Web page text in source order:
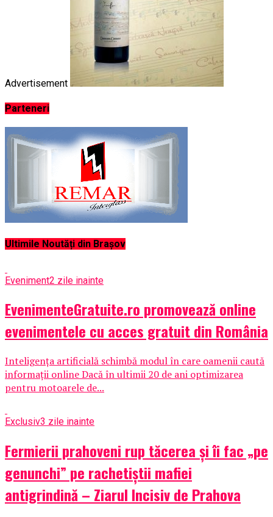
Advertisement
Parteneri
Ultimile Noutăți din Brașov
Eveniment2 zile inainte
EvenimenteGratuite.ro promovează online
evenimentele cu acces gratuit din România
Inteligența artificială schimbă modul în care oamenii caută
informații online Dacă în ultimii 20 de ani optimizarea
pentru motoarele de...
Exclusiv3 zile inainte
Fermierii prahoveni rup tăcerea și îi fac „pe
genunchi” pe rachetiștii mafiei
antigrindină – Ziarul Incisiv de Prahova